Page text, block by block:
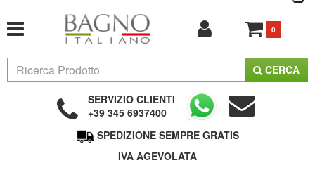
0
CERCA
SERVIZIO CLIENTI
+39 345 6937400
SPEDIZIONE SEMPRE GRATIS
IVA AGEVOLATA